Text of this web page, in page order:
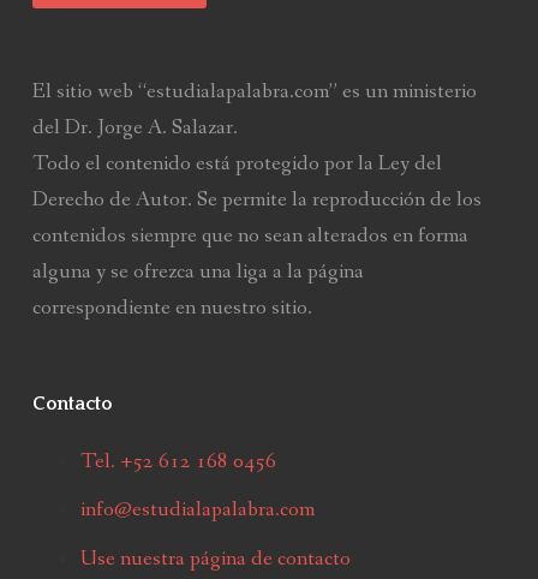
El sitio web “estudialapalabra.com” es un ministerio
del Dr. Jorge A. Salazar.
Todo el contenido está protegido por la Ley del
Derecho de Autor. Se permite la reproducción de los
contenidos siempre que no sean alterados en forma
alguna y se ofrezca una liga a la página
correspondiente en nuestro sitio.
Contacto
Tel. +52 612 168 0456
info@estudialapalabra.com
Use nuestra página de contacto